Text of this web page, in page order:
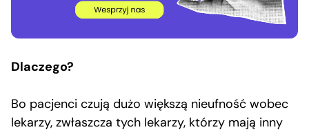
Dlaczego?
Bo pacjenci czują dużo większą nieufność wobec
lekarzy, zwłaszcza tych lekarzy, którzy mają inny